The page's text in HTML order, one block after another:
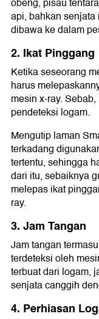
obeng, pisau
api, bahkan
dibawa ke dalam
2. Ikat Pinggang
Ketika seseorang
harus
mesin x-ray.
pendeteksi logam.
Mengutip laman
terkadang
tertentu, sehingga
dari itu, sebaiknya
melepas ikat
ray.
3. Jam Tangan
Jam tangan
terdeteksi oleh
terbuat dari logam,
senjata canggih
4. Perhiasan